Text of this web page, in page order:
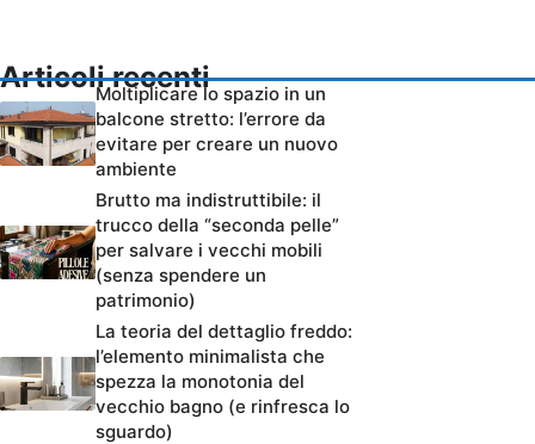
Articoli recenti
Moltiplicare lo spazio in un
balcone stretto: l’errore da
evitare per creare un nuovo
ambiente
Brutto ma indistruttibile: il
trucco della “seconda pelle”
per salvare i vecchi mobili
(senza spendere un
patrimonio)
La teoria del dettaglio freddo:
l’elemento minimalista che
spezza la monotonia del
vecchio bagno (e rinfresca lo
sguardo)